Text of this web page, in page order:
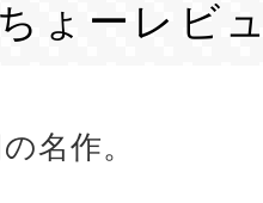
ょーレビ
名作。